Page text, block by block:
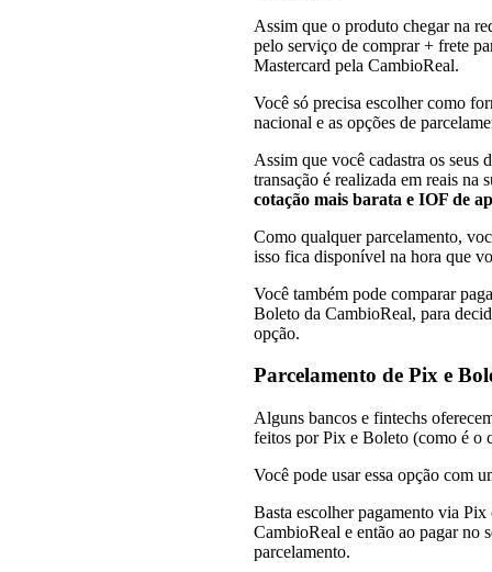
Assim que o produto chegar na
pelo serviço de comprar + frete
Mastercard pela CambioReal.
Você só precisa escolher como
nacional e as opções de
Assim que você cadastra os seus
transação é realizada em reais na
cotação mais barata e IOF de
Como qualquer parcelamento,
isso fica disponível na hora que
Você também pode comparar
Boleto da CambioReal, para
opção.
Parcelamento de Pix e
Alguns bancos e fintechs
feitos por Pix e Boleto (como é o
Você pode usar essa opção com
Basta escolher pagamento via
CambioReal e então ao pagar no
parcelamento.